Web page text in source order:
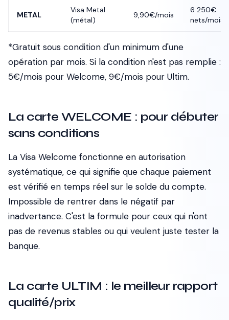
METAL
Visa Metal
(métal)
9,90€/mois
6 250€
nets/mois
*Gratuit sous condition d'un minimum d'une
opération par mois. Si la condition n'est pas remplie :
5€/mois pour Welcome, 9€/mois pour Ultim.
La carte WELCOME : pour débuter
sans conditions
La Visa Welcome fonctionne en autorisation
systématique, ce qui signifie que chaque paiement
est vérifié en temps réel sur le solde du compte.
Impossible de rentrer dans le négatif par
inadvertance. C'est la formule pour ceux qui n'ont
pas de revenus stables ou qui veulent juste tester la
banque.
La carte ULTIM : le meilleur rapport
qualité/prix